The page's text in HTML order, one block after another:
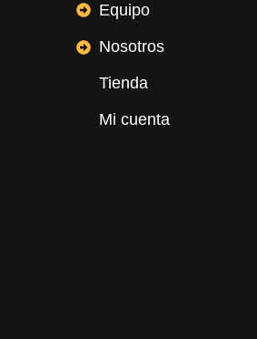
Equipo
Nosotros
Tienda
Mi cuenta